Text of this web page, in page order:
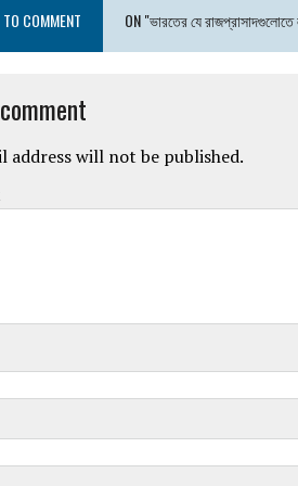
COMMENT ON "ভারতের যে
address will not be published.